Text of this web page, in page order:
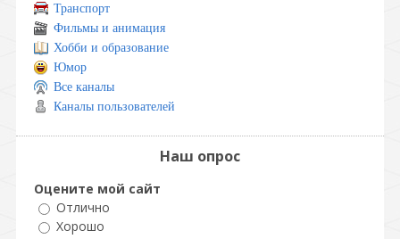
Транспорт
Фильмы и анимация
Хобби и образование
Юмор
Все каналы
Каналы пользователей
Наш опрос
Оцените мой сайт
Отлично
Хорошо